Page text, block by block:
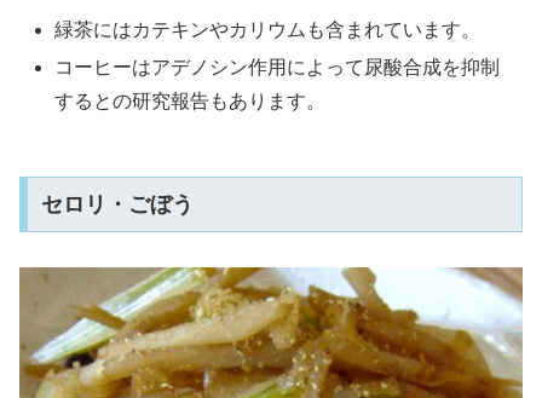
緑茶にはカテキンやカリウムも含まれています。
コーヒーはアデノシン作用によって尿酸合成を抑制
するとの研究報告もあります。
セロリ・ごぼう